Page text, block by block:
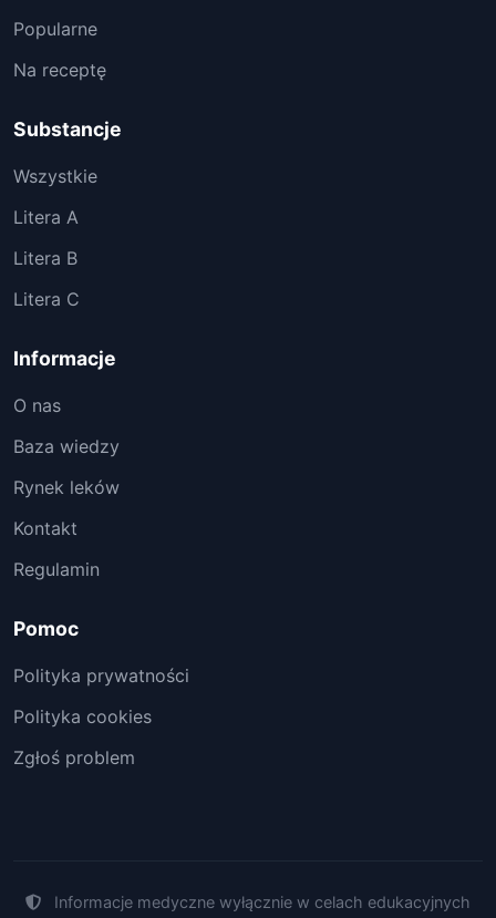
Popularne
Na receptę
Substancje
Wszystkie
Litera A
Litera B
Litera C
Informacje
O nas
Baza wiedzy
Rynek leków
Kontakt
Regulamin
Pomoc
Polityka prywatności
Polityka cookies
Zgłoś problem
Informacje medyczne wyłącznie w celach edukacyjnych